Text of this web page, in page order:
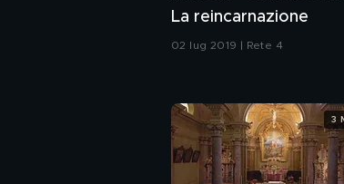
La reincarnazione
02 lug 2019 | Rete 4
3